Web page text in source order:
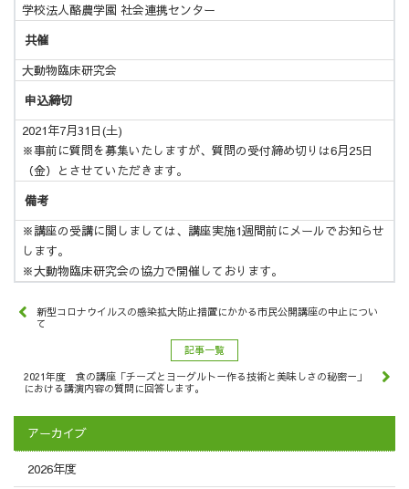
学校法人酪農学園 社会連携センター
共催
大動物臨床研究会
申込締切
2021年7月31日(土)
※事前に質問を募集いたしますが、質問の受付締め切りは6月25日
（金）とさせていただきます。
備考
※講座の受講に関しましては、講座実施1週間前にメールでお知らせ
します。
※大動物臨床研究会の協力で開催しております。
新型コロナウイルスの感染拡大防止措置にかかる市民公開講座の中止につい
て
記事一覧
2021年度 食の講座「チーズとヨーグルト－作る技術と美味しさの秘密－」
における講演内容の質問に回答します。
アーカイブ
2026年度